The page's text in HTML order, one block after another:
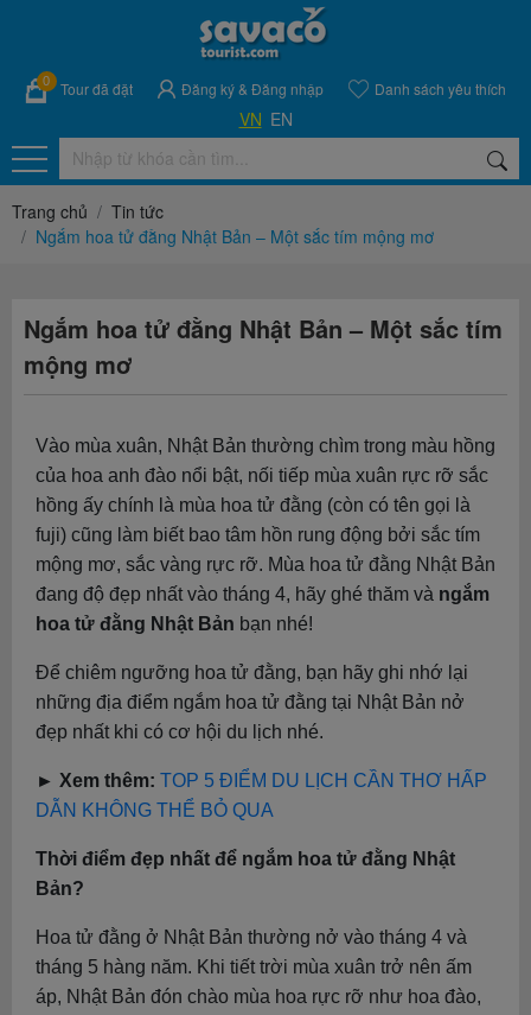
0 Tour đã đặt Đăng ký& Đăng nhập Danh sách yêu thích
VN EN
Trang chủ
Tin tức
Ngắm hoa tử đằng Nhật Bản – Một sắc tím mộng mơ
Ngắm hoa tử đằng Nhật Bản – Một sắc tím
mộng mơ
Vào mùa xuân, Nhật Bản thường chìm trong màu hồng
của hoa anh đào nổi bật, nối tiếp mùa xuân rực rỡ sắc
hồng ấy chính là mùa hoa tử đằng (còn có tên gọi là
fuji) cũng làm biết bao tâm hồn rung động bởi sắc tím
mộng mơ, sắc vàng rực rỡ. Mùa hoa tử đằng Nhật Bản
đang độ đẹp nhất vào tháng 4, hãy ghé thăm và ngắm
hoa tử đằng Nhật Bản bạn nhé!
Để chiêm ngưỡng hoa tử đằng, bạn hãy ghi nhớ lại
những địa điểm ngắm hoa tử đằng tại Nhật Bản nở
đẹp nhất khi có cơ hội du lịch nhé.
► Xem thêm: TOP 5 ĐIỂM DU LỊCH CẦN THƠ HẤP
DẪN KHÔNG THỂ BỎ QUA
Thời điểm đẹp nhất để ngắm hoa tử đằng Nhật
Bản?
Hoa tử đằng ở Nhật Bản thường nở vào tháng 4 và
tháng 5 hàng năm. Khi tiết trời mùa xuân trở nên ấm
áp, Nhật Bản đón chào mùa hoa rực rỡ như hoa đào,